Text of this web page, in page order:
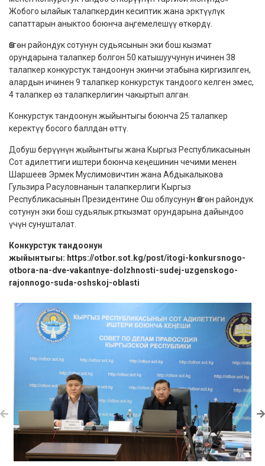
Жобого ылайык талапкердин кесиптик жана эрктүүлүк
сапаттарын аныктоо боюнча аңгемелешүү өткөрдү.
Өзгөн райондук сотунун судьясынын эки бош кызмат
орундарына талапкер болгон 50 катышуучунун ичинен 38
талапкер конкурстук тандоонун экинчи этабына киргизилген,
алардын ичинен 9 талапкер конкурстук тандоого келген эмес,
4 талапкер өз талапкерлигин чакыртып алган.
Конкурстук тандоонун жыйынтыгы боюнча 25 талапкер
керектүү босого баллдан өттү.
Добуш берүүнүн жыйынтыгы жана Кыргыз Республикасынын
Сот адилеттиги иштери боюнча кеңешинин чечими менен
Шаршеев Эрмек Муслимовичтин жана Абдыкалыкова
Гульзира Расуловнанын талапкерлиги Кыргыз
Республикасынын Президентине Ош облусунун Өзгөн райондук
сотунун эки бош судьялык рткызмат орундарына дайындоо
үчүн сунушталат.
Конкурстук тандоонун
жыйынтыгы: https://otbor.sot.kg/post/itogi-konkursnogo-
otbora-na-dve-vakantnye-dolzhnosti-sudej-uzgenskogo-
rajonnogo-suda-oshskoj-oblasti